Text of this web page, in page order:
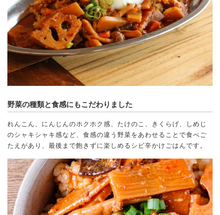
野菜の種類と食感にもこだわりました
れんこん、にんじんのホクホク感、たけのこ、きくらげ、しめじ
のシャキシャキ感など、食感の違う野菜をあわせることで食べご
たえがあり、最後まで飽きずに楽しめるシビ辛かけごはんです。